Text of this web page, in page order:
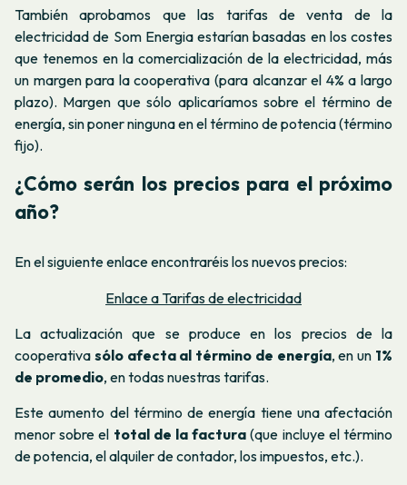
También aprobamos que las tarifas de venta de la
electricidad de Som Energia estarían basadas en los costes
que tenemos en la comercialización de la electricidad, más
un margen para la cooperativa (para alcanzar el 4% a largo
plazo). Margen que sólo aplicaríamos sobre el término de
energía, sin poner ninguna en el término de potencia (término
fijo).
¿Cómo serán los precios para el próximo
año?
En el siguiente enlace encontraréis los nuevos precios:
Enlace a Tarifas de electricidad
La actualización que se produce en los precios de la
cooperativa sólo afecta al término de energía, en un 1%
de promedio, en todas nuestras tarifas.
Este aumento del término de energía tiene una afectación
menor sobre el total de la factura (que incluye el término
de potencia, el alquiler de contador, los impuestos, etc.).